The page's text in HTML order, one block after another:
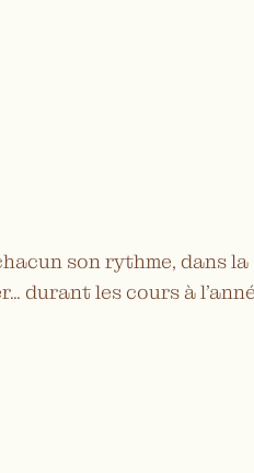
son rythme, dans la
durant les cours à